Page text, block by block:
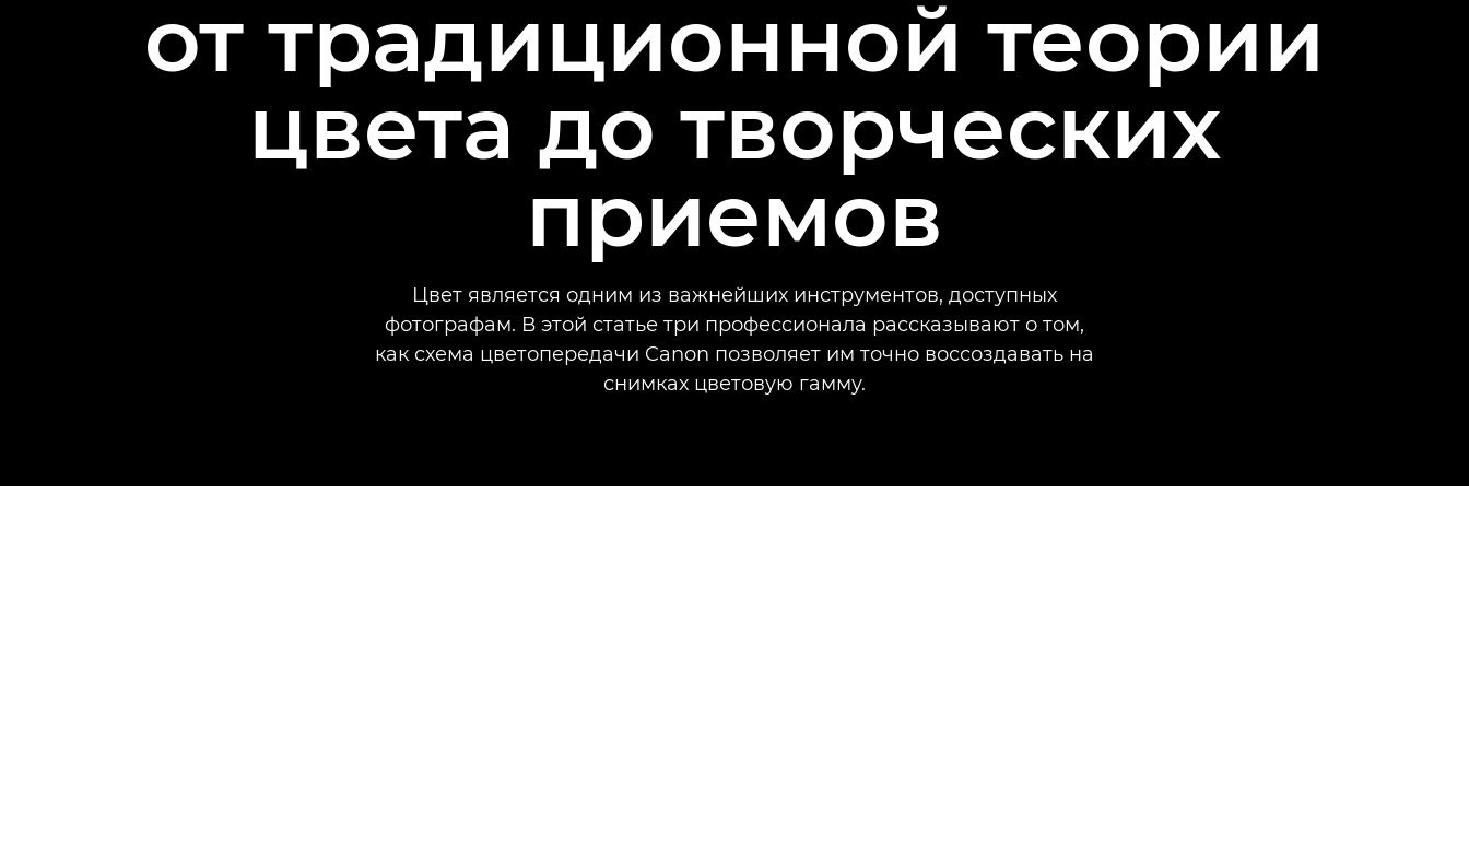
от традиционной теории
цвета до творческих
приемов
Цвет является одним из важнейших инструментов, доступных
фотографам. В этой статье три профессионала рассказывают о том,
как схема цветопередачи Canon позволяет им точно воссоздавать на
снимках цветовую гамму.